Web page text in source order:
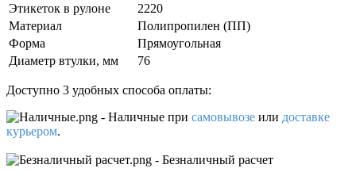
Этикеток в рулоне
2220
Материал
Полипропилен (ПП)
Форма
Прямоугольная
Диаметр втулки, мм
76
Доступно 3 удобных способа оплаты:
- Наличные при самовывозе или доставке
курьером.
- Безналичный расчет